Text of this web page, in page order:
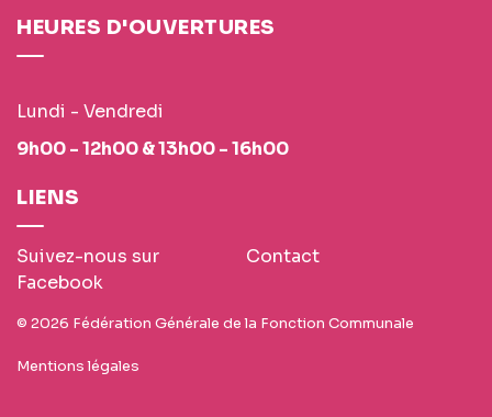
HEURES D'OUVERTURES
Lundi - Vendredi
9h00 - 12h00 & 13h00 - 16h00
LIENS
Suivez-nous sur
Facebook
Contact
© 2026 Fédération Générale de la Fonction Communale
Mentions légales